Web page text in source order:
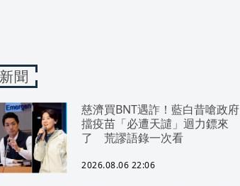
聞
慈濟買BNT遇詐！藍白昔嗆政府
擋疫苗「必遭天譴」迴力鏢來
了 荒謬語錄一次看
2026.08.06 22:06